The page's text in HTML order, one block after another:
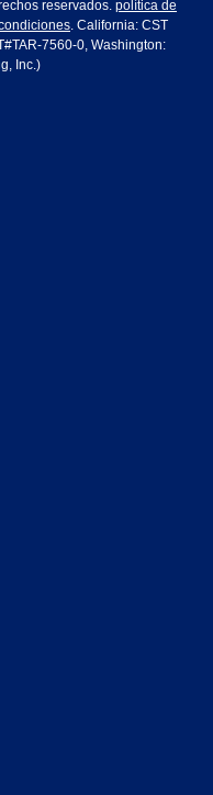
Airlines
reservados. política de
. California: CST
7560-0, Washington:
Inc.)